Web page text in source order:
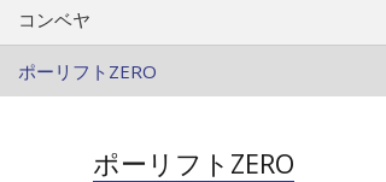
コンベヤ
ポーリフトZERO
ポーリフトZERO